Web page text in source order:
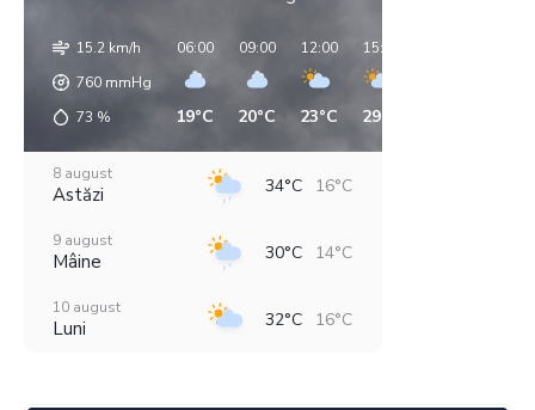
15.2 km/h
760 mmHg
73 %
06:00
19°C
09:00
20°C
12:00
23°C
15:00
29°C
8 august
Astăzi 34°C 16°C
9 august
Mâine 30°C 14°C
10 august
Luni 32°C 16°C